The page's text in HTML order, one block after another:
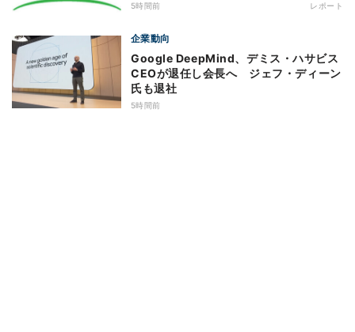
5時間前 レポート
企業動向
Google DeepMind、デミス・ハサビス
CEOが退任し会長へ ジェフ・ディーン
氏も退社
5時間前